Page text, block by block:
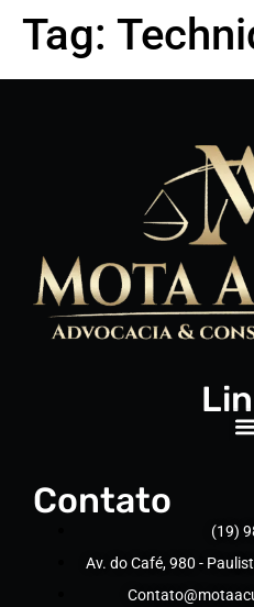
Tag:
Contato
(19)
Av. do Café, 980 -